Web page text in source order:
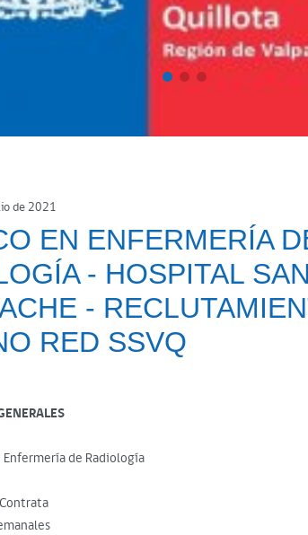
de 2021
EN ENFERMERÍA
- HOSPITAL
-
RED SSVQ
Enfermería de Radiología
Contrata